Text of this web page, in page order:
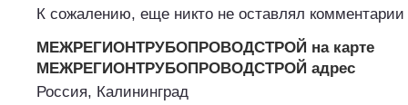
К сожалению, еще никто не оставлял комментарии
МЕЖРЕГИОНТРУБОПРОВОДСТРОЙ на карте
МЕЖРЕГИОНТРУБОПРОВОДСТРОЙ адрес
Россия, Калининград